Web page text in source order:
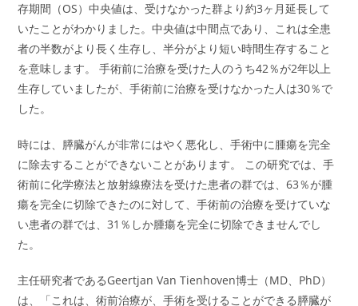
存期間（OS）中央値は、受けなかった群より約3ヶ月延長して
いたことがわかりました。中央値は中間点であり、これは全患
者の半数がより長く生存し、半分がより短い時間生存すること
を意味します。 手術前に治療を受けた人のうち42％が2年以上
生存していましたが、手術前に治療を受けなかった人は30％で
した。
時には、膵臓がんが非常にはやく悪化し、手術中に腫瘍を完全
に除去することができないことがあります。 この研究では、手
術前に化学療法と放射線療法を受けた患者の群では、63％が腫
瘍を完全に切除できたのに対して、手術前の治療を受けていな
い患者の群では、31％しか腫瘍を完全に切除できませんでし
た。
主任研究者であるGeertjan Van Tienhoven博士（MD、PhD）
は、「これは、術前治療が、手術を受けることができる膵臓が